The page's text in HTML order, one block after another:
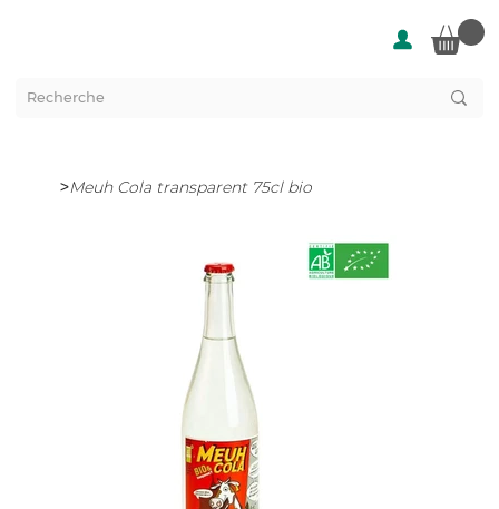
>Meuh Cola transparent 75cl bio